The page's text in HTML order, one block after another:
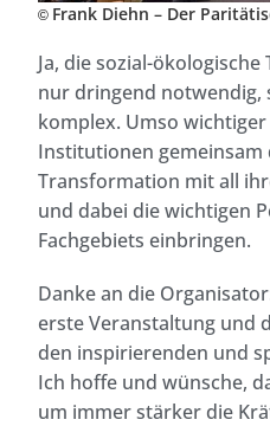
© Frank Diehn – Der
Ja, die sozial-
nur dringend notwendig,
komplex. Umso wichtiger
Institutionen gemeinsam
Transformation mit all
und dabei die wichtigen
Fachgebiets einbringen.
Danke an die
erste Veranstaltung und
den inspirierenden und
Ich hoffe und wünsche,
um immer stärker die